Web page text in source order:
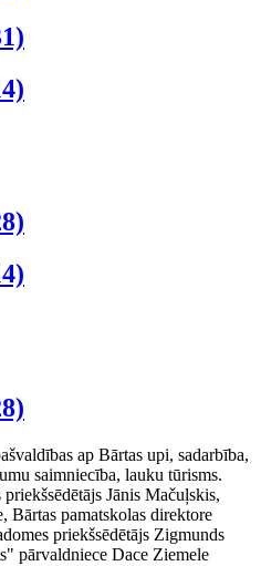
ap Bārtas upi, sadarbība,
saimniecība, lauku tūrisms.
Jānis Mačuļskis,
Bārtas pamatskolas direktore
priekšsēdētājs Zigmunds
pārvaldniece Dace Ziemele